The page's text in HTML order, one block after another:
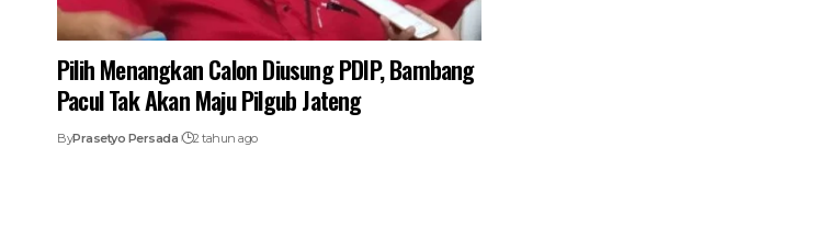
Pilih Menangkan Calon Diusung PDIP, Bambang
Pacul Tak Akan Maju Pilgub Jateng
ByPrasetyo Persada 2 tahun ago